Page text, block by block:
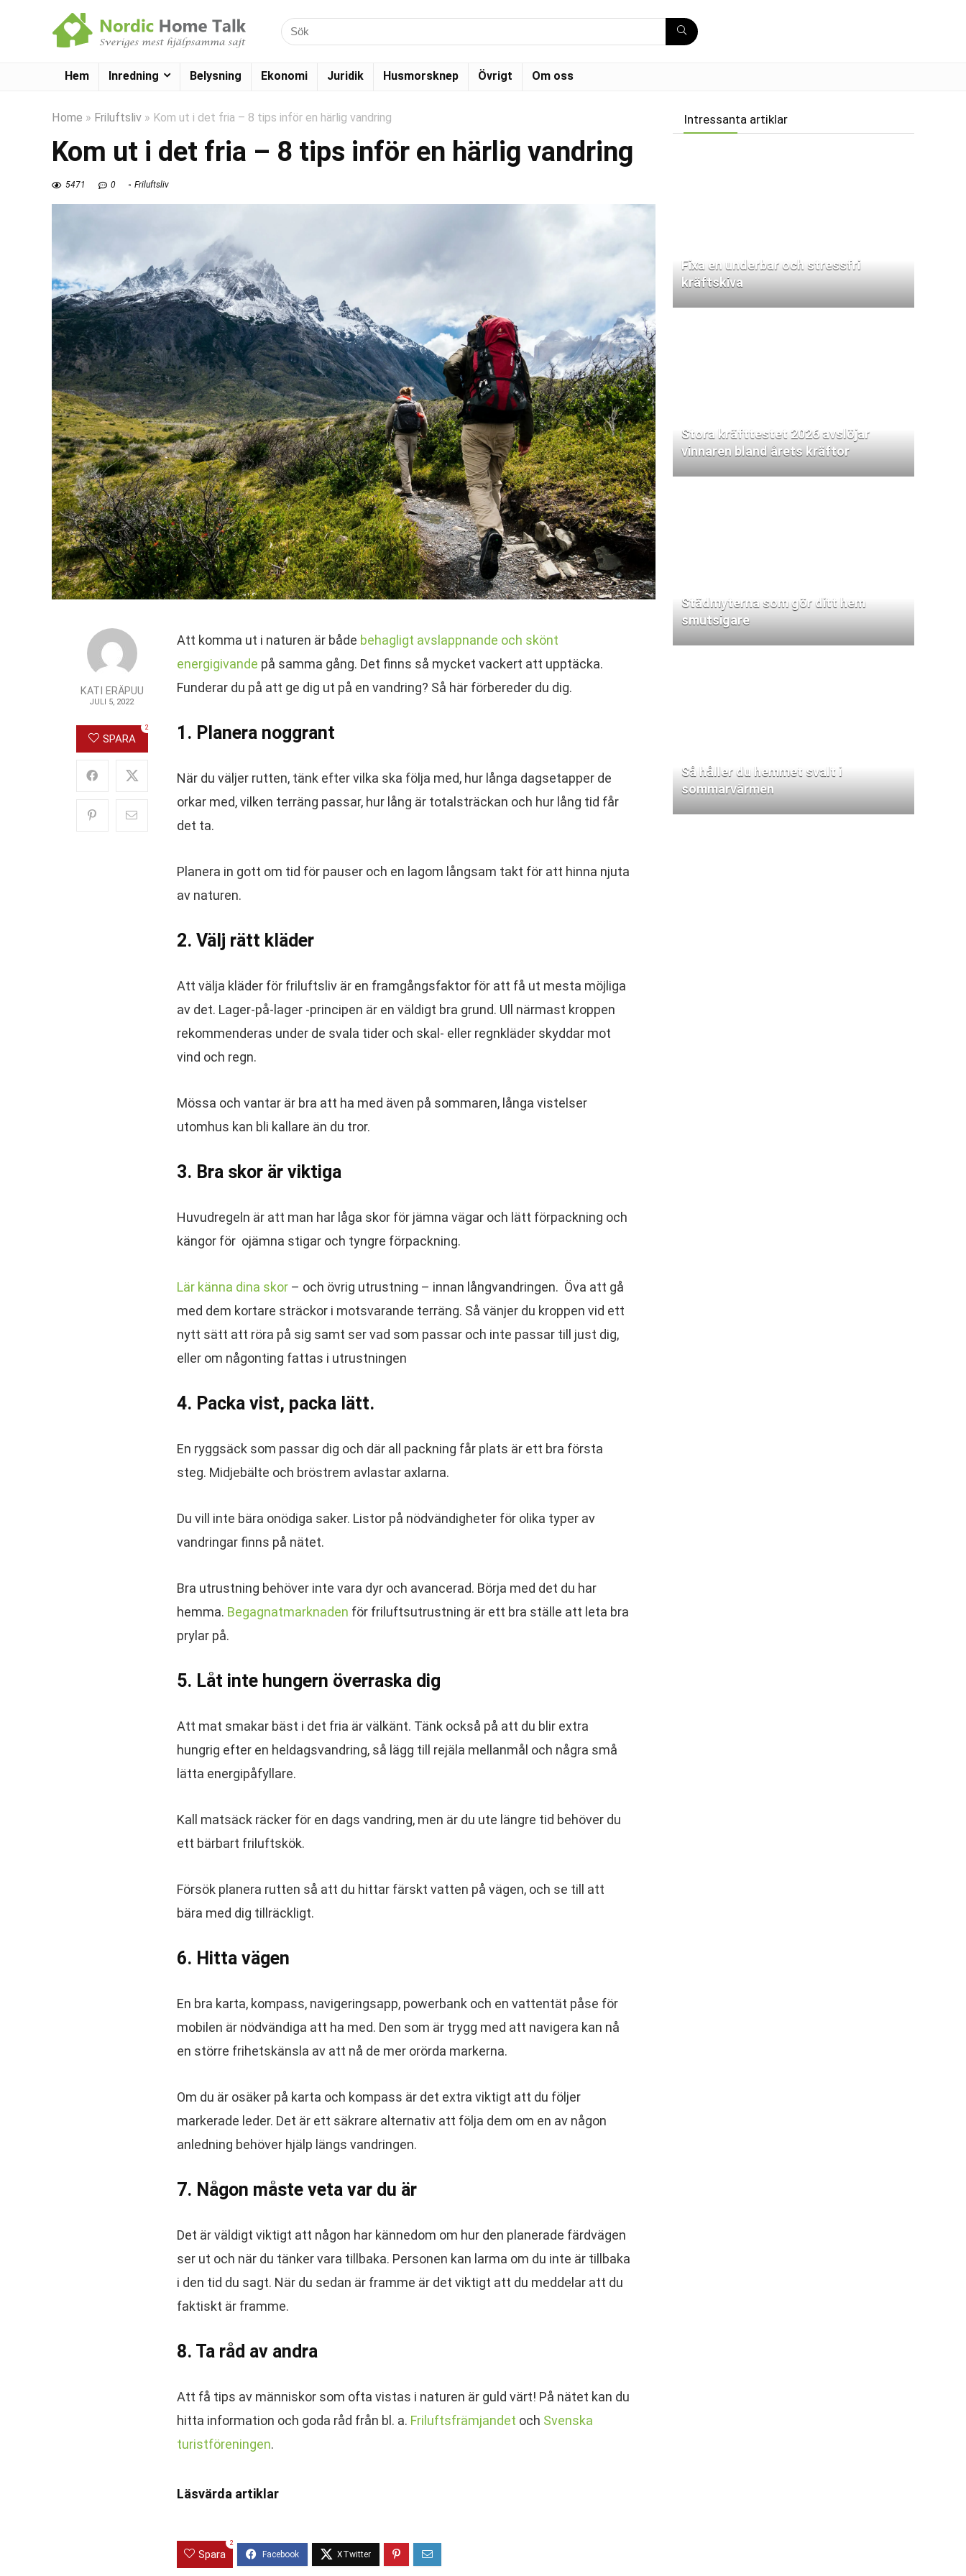
Hem Inredning Belysning Ekonomi Juridik Husmorsknep Övrigt Om oss
Home » Friluftsliv » Kom ut i det fria – 8 tips inför en härlig vandring
Kom ut i det fria – 8 tips inför en härlig vandring
5471 0 Friluftsliv
KATI ERÄPUU
JULI 5, 2022
SPARA
2
Att komma ut i naturen är både behagligt avslappnande och skönt
energigivande på samma gång. Det finns så mycket vackert att upptäcka.
Funderar du på att ge dig ut på en vandring? Så här förbereder du dig.
1. Planera noggrant
När du väljer rutten, tänk efter vilka ska följa med, hur långa dagsetapper de
orkar med, vilken terräng passar, hur lång är totalsträckan och hur lång tid får
det ta.
Planera in gott om tid för pauser och en lagom långsam takt för att hinna njuta
av naturen.
2. Välj rätt kläder
Att välja kläder för friluftsliv är en framgångsfaktor för att få ut mesta möjliga
av det. Lager-på-lager -principen är en väldigt bra grund. Ull närmast kroppen
rekommenderas under de svala tider och skal- eller regnkläder skyddar mot
vind och regn.
Mössa och vantar är bra att ha med även på sommaren, långa vistelser
utomhus kan bli kallare än du tror.
3. Bra skor är viktiga
Huvudregeln är att man har låga skor för jämna vägar och lätt förpackning och
kängor för ojämna stigar och tyngre förpackning.
Lär känna dina skor– och övrig utrustning – innan långvandringen. Öva att gå
med dem kortare sträckor i motsvarande terräng. Så vänjer du kroppen vid ett
nytt sätt att röra på sig samt ser vad som passar och inte passar till just dig,
eller om någonting fattas i utrustningen
4. Packa vist, packa lätt.
En ryggsäck som passar dig och där all packning får plats är ett bra första
steg. Midjebälte och bröstrem avlastar axlarna.
Du vill inte bära onödiga saker. Listor på nödvändigheter för olika typer av
vandringar finns på nätet.
Bra utrustning behöver inte vara dyr och avancerad. Börja med det du har
hemma. Begagnatmarknaden för friluftsutrustning är ett bra ställe att leta bra
prylar på.
5. Låt inte hungern överraska dig
Att mat smakar bäst i det fria är välkänt. Tänk också på att du blir extra
hungrig efter en heldagsvandring, så lägg till rejäla mellanmål och några små
lätta energipåfyllare.
Kall matsäck räcker för en dags vandring, men är du ute längre tid behöver du
ett bärbart friluftskök.
Försök planera rutten så att du hittar färskt vatten på vägen, och se till att
bära med dig tillräckligt.
6. Hitta vägen
En bra karta, kompass, navigeringsapp, powerbank och en vattentät påse för
mobilen är nödvändiga att ha med. Den som är trygg med att navigera kan nå
en större frihetskänsla av att nå de mer orörda markerna.
Om du är osäker på karta och kompass är det extra viktigt att du följer
markerade leder. Det är ett säkrare alternativ att följa dem om en av någon
anledning behöver hjälp längs vandringen.
7. Någon måste veta var du är
Det är väldigt viktigt att någon har kännedom om hur den planerade färdvägen
ser ut och när du tänker vara tillbaka. Personen kan larma om du inte är tillbaka
i den tid du sagt. När du sedan är framme är det viktigt att du meddelar att du
faktiskt är framme.
8. Ta råd av andra
Att få tips av människor som ofta vistas i naturen är guld värt! På nätet kan du
hitta information och goda råd från bl. a. Friluftsfrämjandet och Svenska
turistföreningen.
Läsvärda artiklar
Spara
2
Intressanta artiklar
Fixa en underbar och stressfri
kräftskiva
Stora kräfttestet 2026 avslöjar
vinnaren bland årets kräftor
Städmyterna som gör ditt hem
smutsigare
Så håller du hemmet svalt i
sommarvärmen